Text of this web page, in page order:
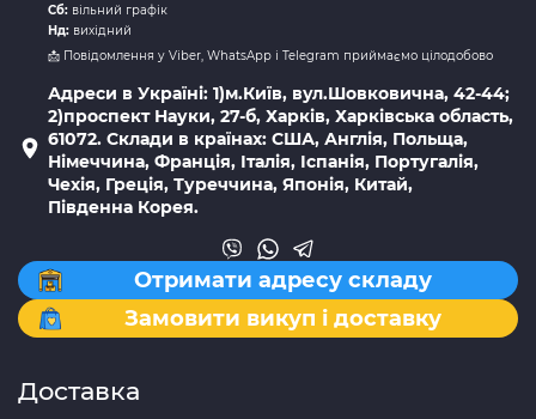
Сб: вільний графік
Нд: вихідний
📩 Повідомлення у Viber, WhatsApp і Telegram приймаємо цілодобово
Адреси в Україні: 1)м.Київ, вул.Шовковична, 42-44;
2)проспект Науки, 27-б, Харків, Харківська область,
61072. Склади в країнах: США, Англія, Польща,
Німеччина, Франція, Італія, Іспанія, Португалія,
Чехія, Греція, Туреччина, Японія, Китай,
Південна Корея.
Отримати адресу складу
Замовити викуп і доставку
Доставка